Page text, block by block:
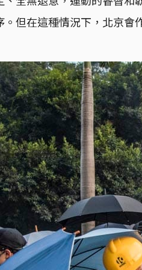
但在這種情況下，北京會